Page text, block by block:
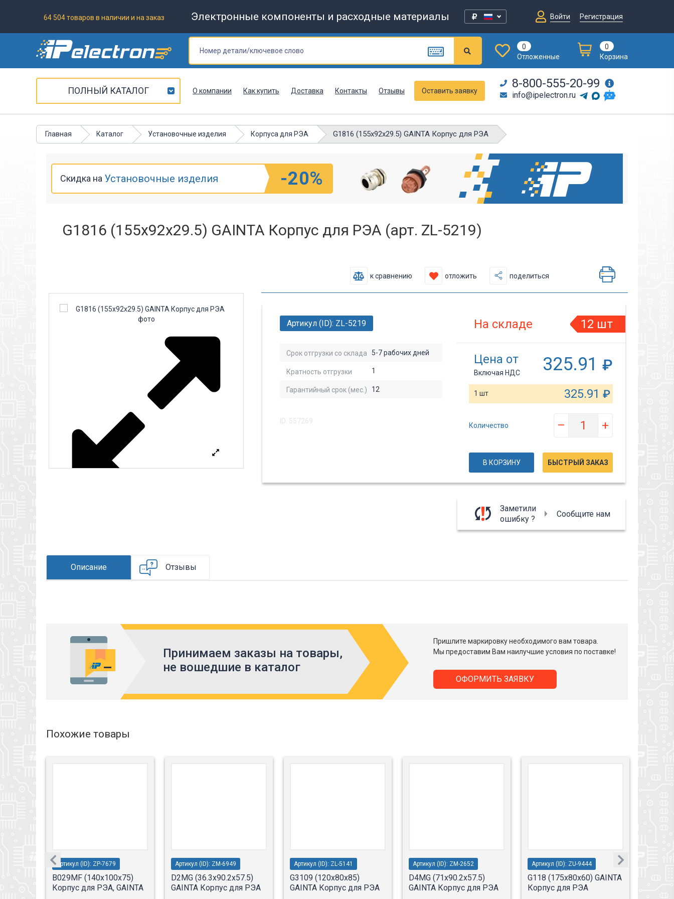
64 504 товаров в наличии и на заказ Электронные компоненты и расходные материалы Войти Регистрация
0
Отложенные
0
Корзина
ПОЛНЫЙ КАТАЛОГ О компании Как купить Доставка Контакты Отзывы Оставить заявку
8-800-555-20-99
info@ipelectron.ru
Главная Каталог Установочные изделия Корпуса для РЭА G1816 (155x92x29.5) GAINTA Корпус для РЭА
Скидка на Установочные изделия -20%
G1816 (155x92x29.5) GAINTA Корпус для РЭА (арт. ZL-5219)
к сравнению отложить поделиться
Артикул (ID): ZL-5219
Срок отгрузки со склада 5-7 рабочих дней
Кратность отгрузки 1
Гарантийный срок (мес.) 12
ID: 557269
На складе 12 шт
Цена от
Включая НДС 325.91 ₽
1 шт 325.91 ₽
Количество – +
В КОРЗИНУ БЫСТРЫЙ ЗАКАЗ
Заметили
ошибку ?
Сообщите нам
Описание Отзывы
Принимаем заказы на товары,
не вошедшие в каталог
Пришлите маркировку необходимого вам товара.
Мы предоставим Вам наилучшие условия по поставке!
ОФОРМИТЬ ЗАЯВКУ
Похожие товары
Артикул (ID): ZP-7679
B029MF (140x100x75)
Корпус для РЭА, GAINTA
Артикул (ID): ZM-6949
D2MG (36.3x90.2x57.5)
GAINTA Корпус для РЭА
Артикул (ID): ZL-5141
G3109 (120x80x85)
GAINTA Корпус для РЭА
Артикул (ID): ZM-2652
D4MG (71x90.2x57.5)
GAINTA Корпус для РЭА
Артикул (ID): ZU-9444
G118 (175x80x60) GAINTA
Корпус для РЭА